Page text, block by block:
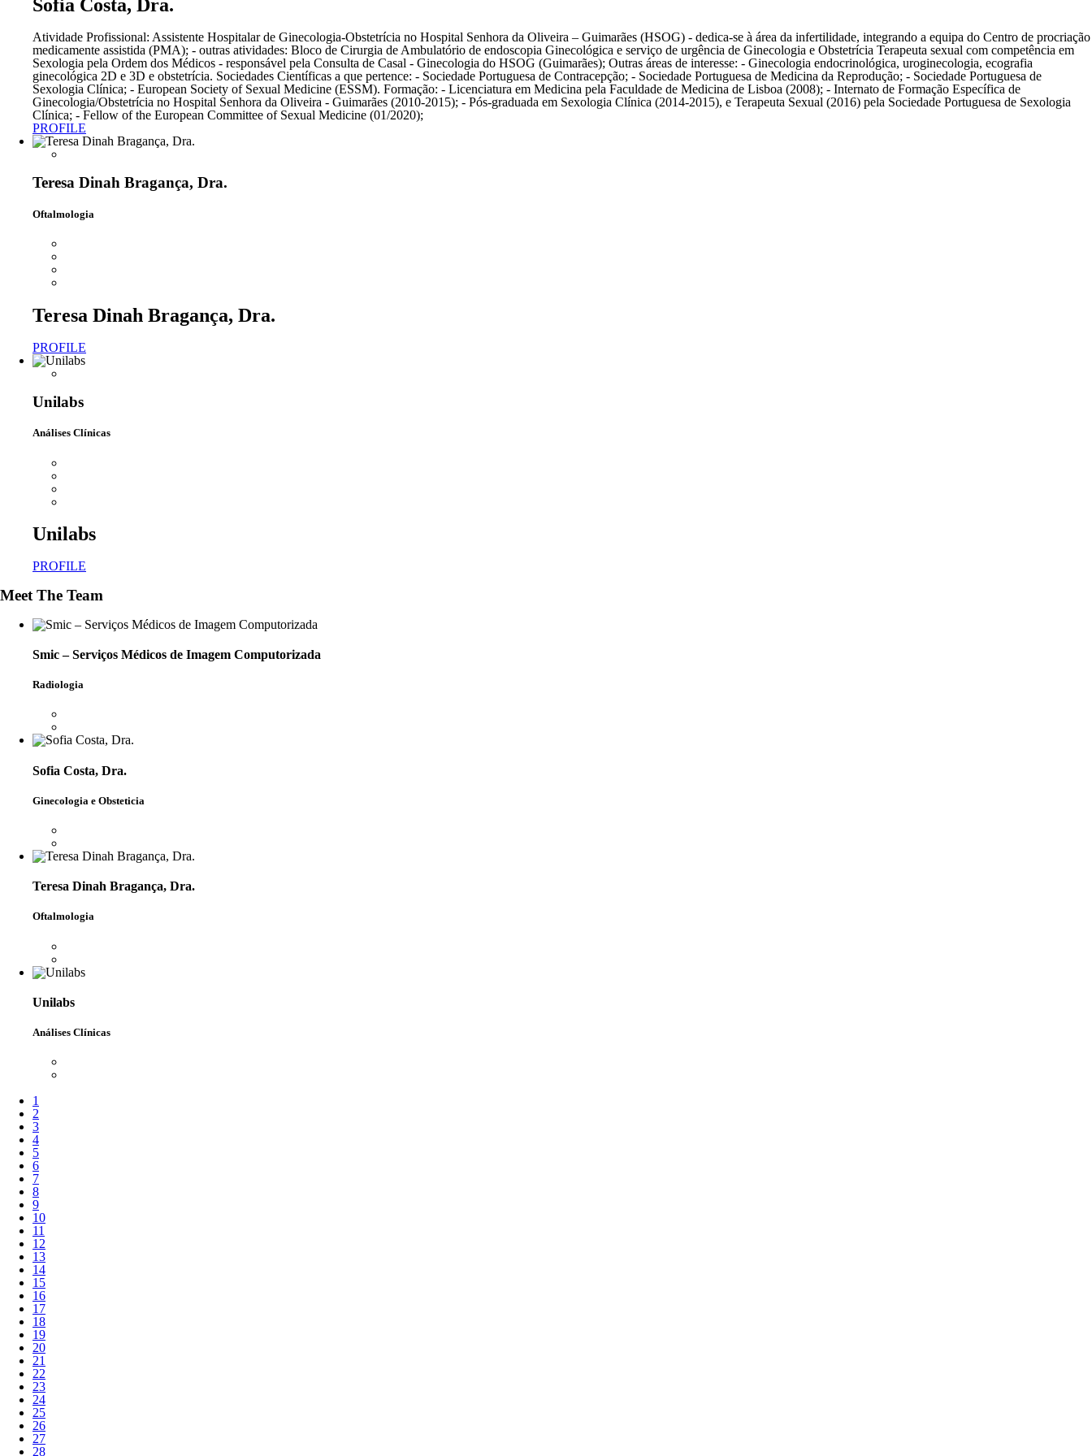
Sofia Costa, Dra.
Atividade Profissional: Assistente Hospitalar de Ginecologia-Obstetrícia no Hospital Senhora da Oliveira – Guimarães (HSOG) - dedica-se à área da infertilidade, integrando a equipa do Centro de procriação
medicamente assistida (PMA); - outras atividades: Bloco de Cirurgia de Ambulatório de endoscopia Ginecológica e serviço de urgência de Ginecologia e Obstetrícia Terapeuta sexual com competência em
Sexologia pela Ordem dos Médicos - responsável pela Consulta de Casal - Ginecologia do HSOG (Guimarães); Outras áreas de interesse: - Ginecologia endocrinológica, uroginecologia, ecografia
ginecológica 2D e 3D e obstetrícia. Sociedades Científicas a que pertence: - Sociedade Portuguesa de Contracepção; - Sociedade Portuguesa de Medicina da Reprodução; - Sociedade Portuguesa de
Sexologia Clínica; - European Society of Sexual Medicine (ESSM). Formação: - Licenciatura em Medicina pela Faculdade de Medicina de Lisboa (2008); - Internato de Formação Específica de
Ginecologia/Obstetrícia no Hospital Senhora da Oliveira - Guimarães (2010-2015); - Pós-graduada em Sexologia Clínica (2014-2015), e Terapeuta Sexual (2016) pela Sociedade Portuguesa de Sexologia
Clínica; - Fellow of the European Committee of Sexual Medicine (01/2020);
PROFILE
Teresa Dinah Bragança, Dra.
Oftalmologia
Teresa Dinah Bragança, Dra.
PROFILE
Unilabs
Análises Clínicas
Unilabs
PROFILE
Meet The Team
Smic – Serviços Médicos de Imagem Computorizada
Radiologia
Sofia Costa, Dra.
Ginecologia e Obsteticia
Teresa Dinah Bragança, Dra.
Oftalmologia
Unilabs
Análises Clínicas
1
2
3
4
5
6
7
8
9
10
11
12
13
14
15
16
17
18
19
20
21
22
23
24
25
26
27
28